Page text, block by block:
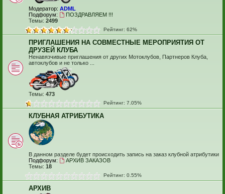
Модератор: ADML
Подфорум:
ПОЗДРАВЛЯЕМ !!!
Темы: 2499
Рейтинг: 62%
ПРИГЛАШЕНИЯ НА СОВМЕСТНЫЕ МЕРОПРИЯТИЯ ОТ
ДРУЗЕЙ КЛУБА
Ненавязчивые приглашения от других Мотоклубов, Партнеров Клуба,
автоклубов и не только ...
Темы: 473
Рейтинг: 7.05%
КЛУБНАЯ АТРИБУТИКА
В данном разделе будет происходить запись на заказ клубной атрибутики
Подфорум:
АРХИВ ЗАКАЗОВ
Темы: 18
Рейтинг: 0.55%
АРХИВ